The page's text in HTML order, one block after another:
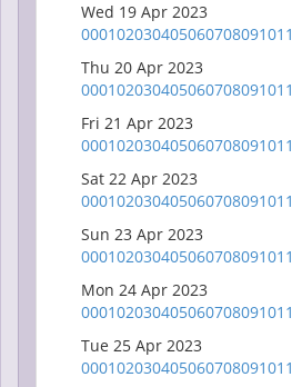
Wed 19 Apr 2023
000102030405060708091011
Thu 20 Apr 2023
000102030405060708091011
Fri 21 Apr 2023
000102030405060708091011
Sat 22 Apr 2023
000102030405060708091011
Sun 23 Apr 2023
000102030405060708091011
Mon 24 Apr 2023
000102030405060708091011
Tue 25 Apr 2023
000102030405060708091011